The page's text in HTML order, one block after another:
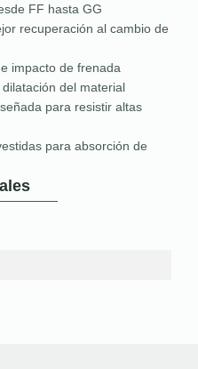
FF hasta GG
recuperación al cambio de
impacto de frenada
del material
para resistir altas
para absorción de